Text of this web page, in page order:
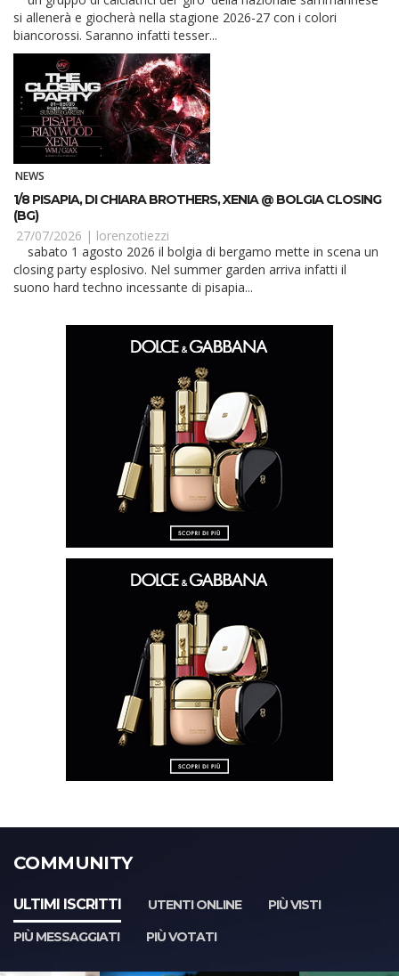
si allenerà e giocherà nella stagione 2026-27 con i colori
biancorossi. Saranno infatti tesser...
NEWS
1/8 PISAPIA, DI CHIARA BROTHERS, XENIA @ BOLGIA CLOSING
(BG)
27/07/2026 | lorenzotiezzi
closing party esplosivo. Nel summer garden arriva infatti il
suono hard techno incessante di pisapia...
COMMUNITY
ULTIMI ISCRITTI UTENTI ONLINE
PIÙ VISTI
PIÙ MESSAGGIATI
PIÙ VOTATI